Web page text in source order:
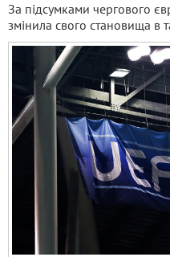
За підсумками чергового
змінила свого становища в